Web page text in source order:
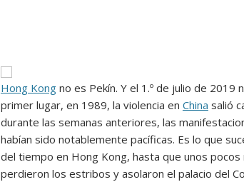
Hong Kongno es Pekín. Y el 1.º de julio de 2019
primer lugar, en 1989, la violencia en China salió
durante las semanas anteriores, las
habían sido notablemente pacíficas. Es lo que
del tiempo en Hong Kong, hasta que unos
perdieron los estribos y asolaron el palacio del